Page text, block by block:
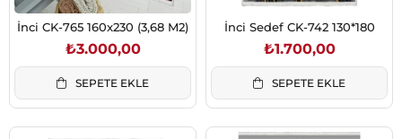
İnci CK-765 160x230 (3,68 M2)
₺3.000,00
SEPETE EKLE
İnci Sedef CK-742 130*180
₺1.700,00
SEPETE EKLE